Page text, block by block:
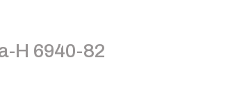
H 6940-82